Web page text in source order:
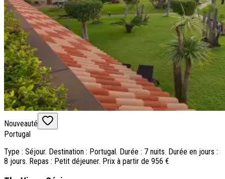
Nouveauté
Portugal
Type : Séjour. Destination : Portugal. Durée : 7 nuits. Durée en jours :
8 jours. Repas : Petit déjeuner. Prix à partir de 956 €